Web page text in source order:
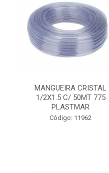
MANGUEIRA CRISTAL
1/2X1.5 C/ 50MT 775
PLASTMAR
Código: 11962